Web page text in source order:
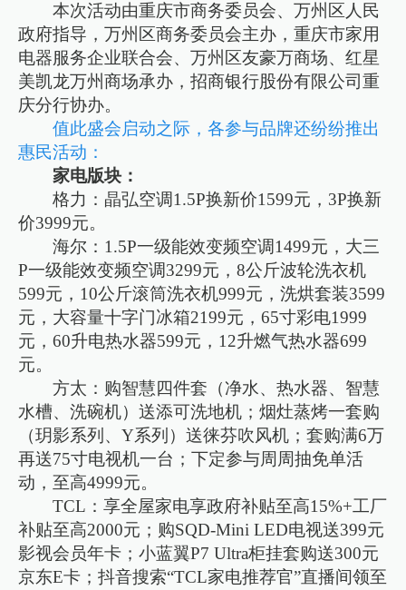
本次活动由重庆市商务委员会、万州区人民
政府指导，万州区商务委员会主办，重庆市家用
电器服务企业联合会、万州区友豪万商场、红星
美凯龙万州商场承办，招商银行股份有限公司重
庆分行协办。
值此盛会启动之际，各参与品牌还纷纷推出
惠民活动：
家电版块：
格力：晶弘空调1.5P换新价1599元，3P换新
价3999元。
海尔：1.5P一级能效变频空调1499元，大三
P一级能效变频空调3299元，8公斤波轮洗衣机
599元，10公斤滚筒洗衣机999元，洗烘套装3599
元，大容量十字门冰箱2199元，65寸彩电1999
元，60升电热水器599元，12升燃气热水器699
元。
方太：购智慧四件套（净水、热水器、智慧
水槽、洗碗机）送添可洗地机；烟灶蒸烤一套购
（玥影系列、Y系列）送徕芬吹风机；套购满6万
再送75寸电视机一台；下定参与周周抽免单活
动，至高4999元。
TCL：享全屋家电享政府补贴至高15%+工厂
补贴至高2000元；购SQD-Mini LED电视送399元
影视会员年卡；小蓝翼P7 Ultra柜挂套购送300元
京东E卡；抖音搜索“TCL家电推荐官”直播间领至